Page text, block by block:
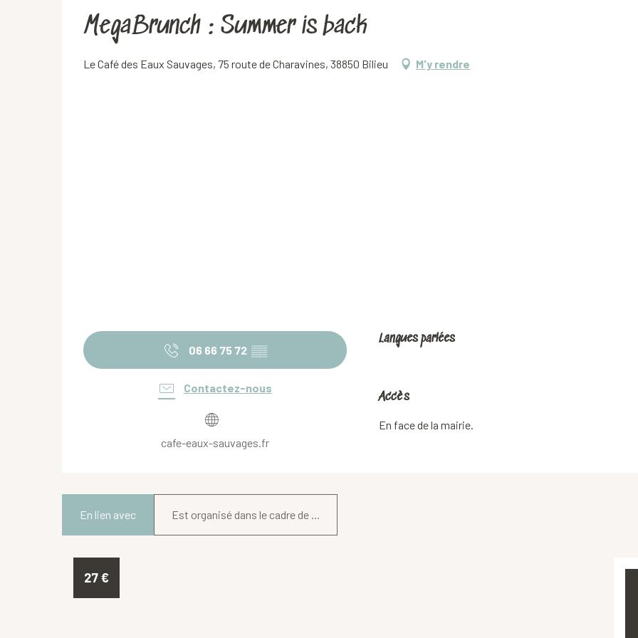
MegaBrunch : Summer is back
Le Café des Eaux Sauvages, 75 route de Charavines, 38850 Bilieu M'y rendre
06 66 75 72 ▒▒
Contactez-nous
cafe-eaux-sauvages.fr
Langues parlées
Langues parlées
Accès
Accès
En face de la mairie.
En lien avec Est organisé dans le cadre de ...
27€